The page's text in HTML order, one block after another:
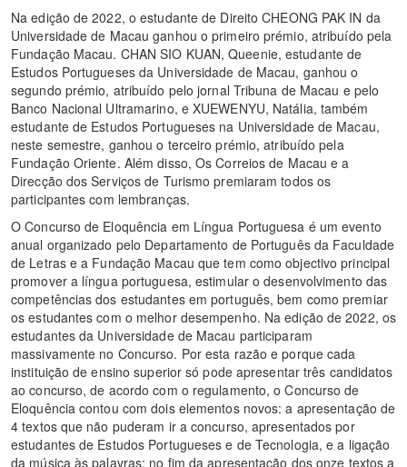
Na edição de 2022, o estudante de Direito CHEONG PAK IN da
Universidade de Macau ganhou o primeiro prémio, atribuído pela
Fundação Macau. CHAN SIO KUAN, Queenie, estudante de
Estudos Portugueses da Universidade de Macau, ganhou o
segundo prémio, atribuído pelo jornal Tribuna de Macau e pelo
Banco Nacional Ultramarino, e XUEWENYU, Natália, também
estudante de Estudos Portugueses na Universidade de Macau,
neste semestre, ganhou o terceiro prémio, atribuído pela
Fundação Oriente. Além disso, Os Correios de Macau e a
Direcção dos Serviços de Turismo premiaram todos os
participantes com lembranças.
O Concurso de Eloquência em Língua Portuguesa é um evento
anual organizado pelo Departamento de Português da Faculdade
de Letras e a Fundação Macau que tem como objectivo principal
promover a língua portuguesa, estimular o desenvolvimento das
competências dos estudantes em português, bem como premiar
os estudantes com o melhor desempenho. Na edição de 2022, os
estudantes da Universidade de Macau participaram
massivamente no Concurso. Por esta razão e porque cada
instituição de ensino superior só pode apresentar três candidatos
ao concurso, de acordo com o regulamento, o Concurso de
Eloquência contou com dois elementos novos: a apresentação de
4 textos que não puderam ir a concurso, apresentados por
estudantes de Estudos Portugueses e de Tecnologia, e a ligação
da música às palavras: no fim da apresentação dos onze textos a